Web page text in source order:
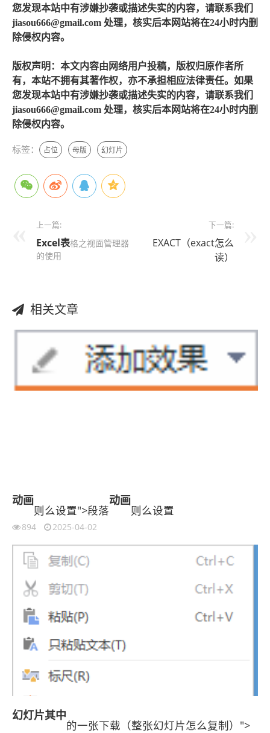
您发现本站中有涉嫌抄袭或描述失实的内容，请联系我们
jiasou666@gmail.com 处理，核实后本网站将在24小时内删
除侵权内容。
版权声明：本文内容由网络用户投稿，版权归原作者所
有，本站不拥有其著作权，亦不承担相应法律责任。如果
您发现本站中有涉嫌抄袭或描述失实的内容，请联系我们
jiasou666@gmail.com 处理，核实后本网站将在24小时内删
除侵权内容。
标签： 占位 母版 幻灯片
上一篇:
Excel表格之视面管理器
的使用
下一篇:
EXACT（exact怎么
读）
相关文章
动画
则么设置">段落
动画
则么设置
894 2025-04-02
幻灯片其中
的一张下载（整张幻灯片怎么复制）">